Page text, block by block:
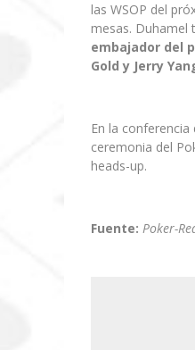
las WSOP del
mesas. Duhamel
embajador del
Gold y Jerry
En la
ceremonia del
heads-up.
Fuente: Poker-